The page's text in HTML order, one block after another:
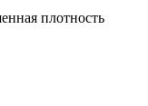
плотность